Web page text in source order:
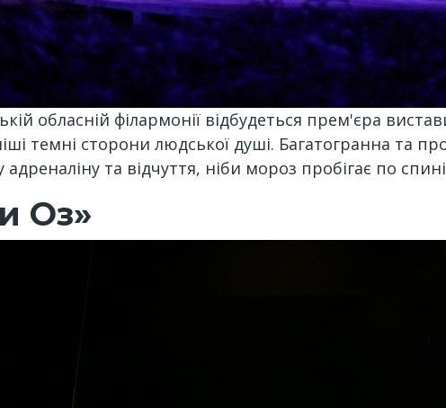
обласній філармонії відбудеться прем'єра
темні сторони людської душі. Багатогранна та
та відчуття, ніби мороз пробігає по
Оз»